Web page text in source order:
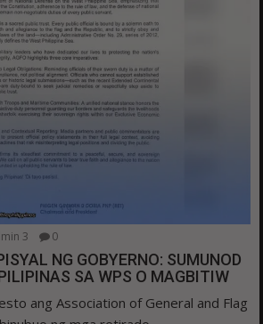
3 0
NG GOBYERNO: SUMUNOD
SA WPS O MAGBITIW
ang Association of General and Flag